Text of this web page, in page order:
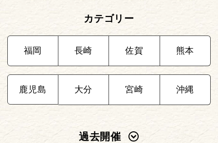
カテゴリー
福岡 長崎 佐賀 熊本
鹿児島 大分 宮崎 沖縄
過去開催